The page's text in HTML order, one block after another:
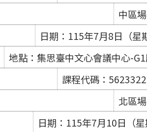
中區
日期：115年7月8日（星
地點：集思臺中文心會議中心-
課程代碼：5623322
北區
日期：115年7月10日（星